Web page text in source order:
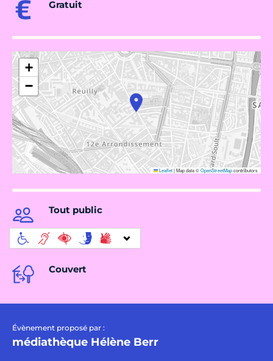
Gratuit
+
−
Leaflet|Map data ©OpenStreetMapcontributors
Tout public
Couvert
Évènement proposé par :
médiathèque Hélène Berr